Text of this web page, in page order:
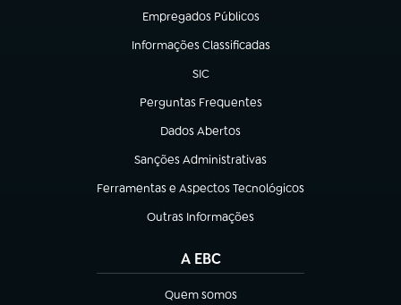
Empregados Públicos
(abre em nova aba)
Informações Classificadas
(abre em nova aba)
SIC
(abre em nova aba)
Perguntas Frequentes
(abre em nova aba)
Dados Abertos
(abre em nova aba)
Sanções Administrativas
(abre em nova aba)
Ferramentas e Aspectos Tecnológicos
(abre em nova aba)
Outras Informações
(abre em nova aba)
A EBC
Quem somos
(abre em nova aba)